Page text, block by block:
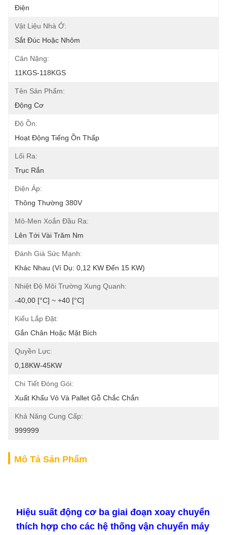
Điện
Vật Liệu Nhà Ở:
Sắt Đúc Hoặc Nhôm
Cân Nặng:
11KGS-118KGS
Tên Sản Phẩm:
Động Cơ
Độ Ồn:
Hoạt Động Tiếng Ồn Thấp
Lối Ra:
Trục Rắn
Điện Áp:
Thông Thường 380V
Mô-Men Xoắn Đầu Ra:
Lên Tới Vài Trăm Nm
Đánh Giá Sức Mạnh:
Khác Nhau (ví Dụ: 0,12 KW Đến 15 KW)
Nhiệt Độ Môi Trường Xung Quanh:
-40,00 [°C] ~ +40 [°C]
Kiểu Lắp Đặt:
Gắn Chân Hoặc Mặt Bích
Quyền Lực:
0,18KW-45KW
Chi Tiết Đóng Gói:
Xuất Khẩu Vỏ Và Pallet Gỗ Chắc Chắn
Khả Năng Cung Cấp:
999999
Mô Tả Sản Phẩm
Hiệu suất động cơ ba giai đoạn xoay chuyển
thích hợp cho các hệ thống vận chuyển máy